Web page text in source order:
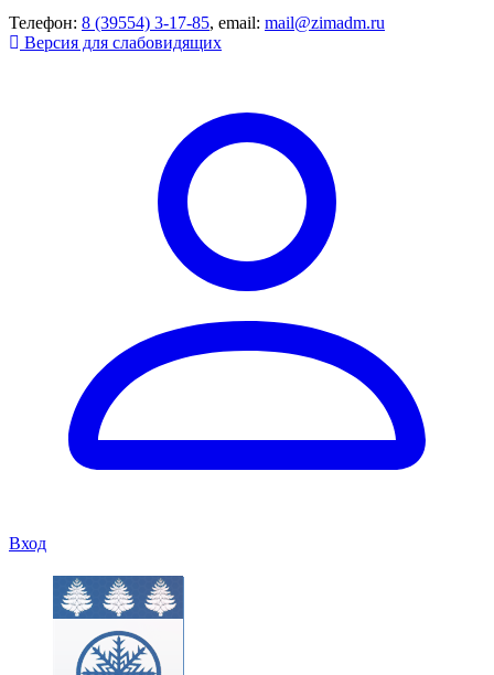
Телефон: 8 (39554) 3-17-85, email: mail@zimadm.ru
Версия для слабовидящих
Вход